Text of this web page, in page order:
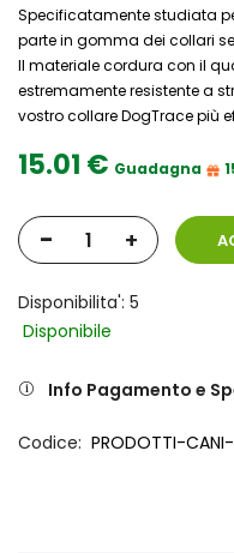
Specificatamente studiata
parte in gomma dei collari
Il materiale cordura con il
estremamente resistente a
vostro collare DogTrace più
15.01 € Guadagna
- +
Disponibilita': 5
Disponibile
Info Pagamento e
Codice PRODOTTI-